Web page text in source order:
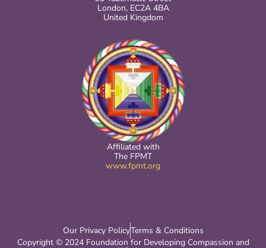
London, EC2A 4BA
United Kingdom
Affiliated with
The FPMT
www.fpmt.org
Our Privacy PolicyTerms & Conditions
Copyright © 2024 Foundation for Developing Compassion and